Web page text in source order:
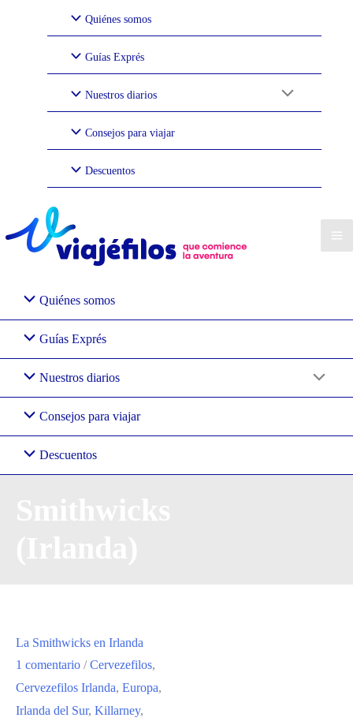
Quiénes somos
Guías Exprés
Nuestros diarios
Consejos para viajar
Descuentos
Quiénes somos
Guías Exprés
Nuestros diarios
Consejos para viajar
Descuentos
La Smithwicks en Irlanda
1 comentario /Cervezefilos,
Cervezefilos Irlanda, Europa,
Irlanda del Sur, Killarney,